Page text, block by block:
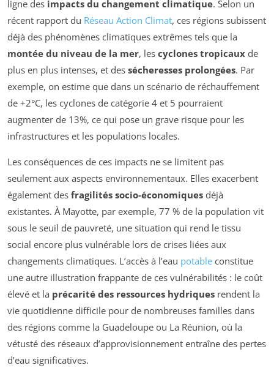
ligne des impacts du changement climatique. Selon un
récent rapport du Réseau Action Climat, ces régions subissent
déjà des phénomènes climatiques extrêmes tels que la
montée du niveau de la mer, les cyclones tropicaux de
plus en plus intenses, et des sécheresses prolongées. Par
exemple, on estime que dans un scénario de réchauffement
de +2°C, les cyclones de catégorie 4 et 5 pourraient
augmenter de 13%, ce qui pose un grave risque pour les
infrastructures et les populations locales.
Les conséquences de ces impacts ne se limitent pas
seulement aux aspects environnementaux. Elles exacerbent
également des fragilités socio-économiques déjà
existantes. À Mayotte, par exemple, 77 % de la population vit
sous le seuil de pauvreté, une situation qui rend le tissu
social encore plus vulnérable lors de crises liées aux
changements climatiques. L’accès à l’eau potable constitue
une autre illustration frappante de ces vulnérabilités : le coût
élevé et la précarité des ressources hydriques rendent la
vie quotidienne difficile pour de nombreuses familles dans
des régions comme la Guadeloupe ou La Réunion, où la
vétusté des réseaux d’approvisionnement entraîne des pertes
d’eau significatives.